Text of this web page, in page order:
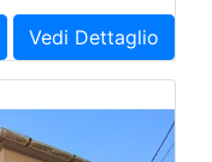
Vedi Dettaglio